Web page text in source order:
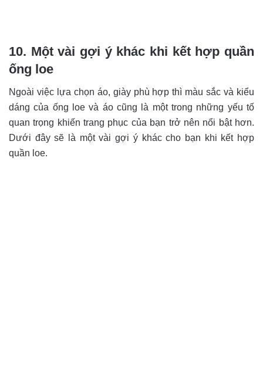
10. Một vài gợi ý khác khi kết hợp quần
ống loe
Ngoài việc lựa chọn áo, giày phù hợp thì màu sắc và kiểu
dáng của ống loe và áo cũng là một trong những yếu tố
quan trọng khiến trang phục của bạn trở nên nổi bật hơn.
Dưới đây sẽ là một vài gợi ý khác cho bạn khi kết hợp
quần loe.